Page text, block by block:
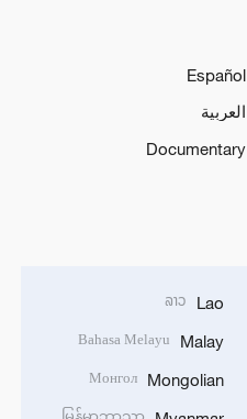
Español
العربية
Documentary
Lao
ລາວ
Malay
Bahasa Melayu
Mongolian
Монгол